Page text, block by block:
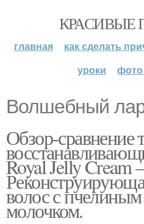
КРАСИВЫЕ
главная как сделать
уроки
фото
Волшебный
Обзор-
Royal Jelly
волос с
молочком.